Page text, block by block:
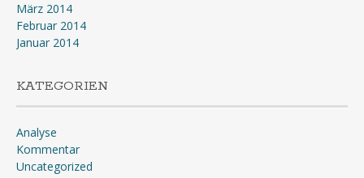
März 2014
Februar 2014
Januar 2014
KATEGORIEN
Analyse
Kommentar
Uncategorized